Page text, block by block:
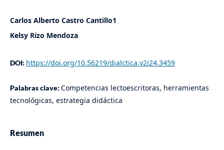
Carlos Alberto Castro Cantillo1
Kelsy Rizo Mendoza
DOI: https://doi.org/10.56219/dialctica.v2i24.3459
Palabras clave: Competencias lectoescritoras, herramientas
tecnológicas, estrategia didáctica
Resumen